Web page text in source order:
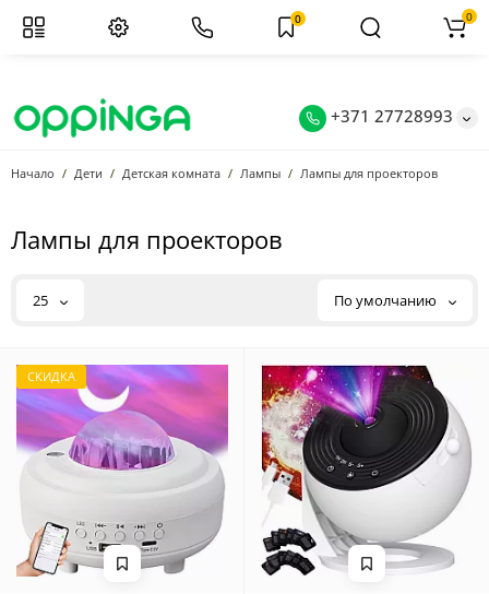
+371 27728993
0 0
Начало Дети Детская комната Лампы Лампы для проекторов
Лампы для проекторов
25 По умолчанию
СКИДКА